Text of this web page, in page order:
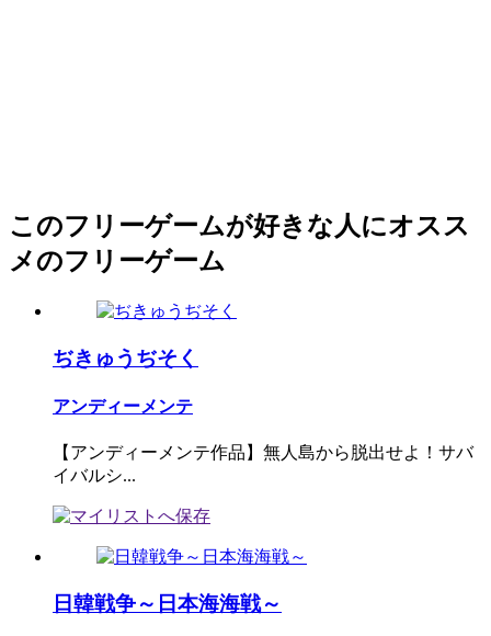
このフリーゲームが好きな人にオスス
メのフリーゲーム
ぢきゅうぢそく
アンディーメンテ
【アンディーメンテ作品】無人島から脱出せよ！サバ
イバルシ...
日韓戦争～日本海海戦～